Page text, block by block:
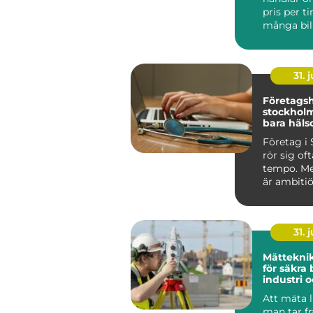
pris per
många
sna...
31.
stockholm mer
bara
Företag i
rör sig
tempo.
är
vana vi...
31.
Mätteknik
för säkra
industri
Att mäta